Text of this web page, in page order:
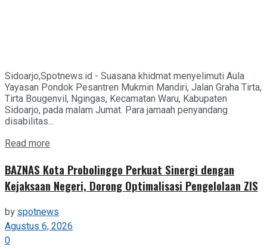
Sidoarjo,Spotnews.id - Suasana khidmat menyelimuti Aula
Yayasan Pondok Pesantren Mukmin Mandiri, Jalan Graha Tirta,
Tirta Bougenvil, Ngingas, Kecamatan Waru, Kabupaten
Sidoarjo, pada malam Jumat. Para jamaah penyandang
disabilitas...
Read more
BAZNAS Kota Probolinggo Perkuat Sinergi dengan
Kejaksaan Negeri, Dorong Optimalisasi Pengelolaan ZIS
byspotnews
Agustus 6, 2026
0